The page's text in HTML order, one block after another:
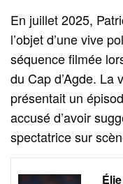
En juillet 2025,
l’objet d’une vive
séquence filmée
du Cap d’Agde. La
présentait un
accusé d’avoir
spectatrice sur